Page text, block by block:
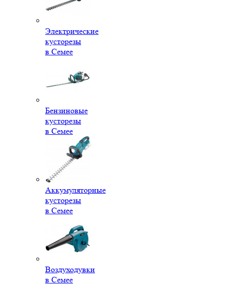
Электрические
кусторезы
в Семее
Бензиновые
кусторезы
в Семее
Аккумуляторные
кусторезы
в Семее
Воздуходувки
в Семее